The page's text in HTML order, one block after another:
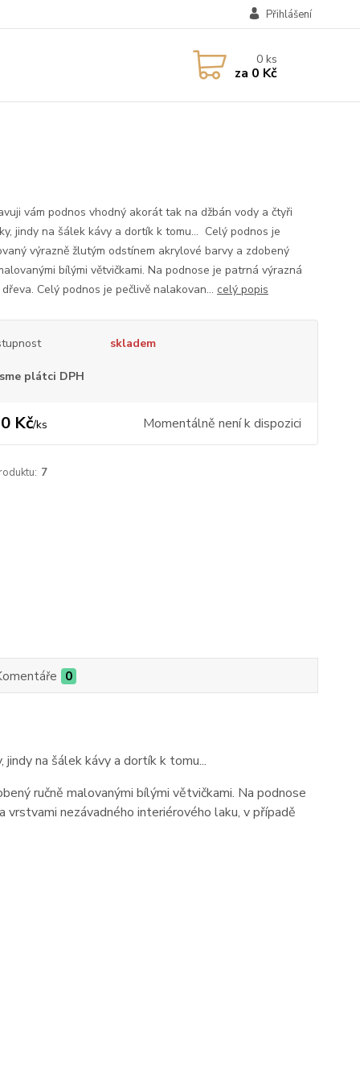
Přihlášení
0ks
za 0 Kč
vám podnos vhodný akorát tak na džbán vody a čtyři
jindy na šálek kávy a dortík k tomu... Celý podnos je
výrazně žlutým odstínem akrylové barvy a zdobený
bílými větvičkami. Na podnose je patrná výrazná
Celý podnos je pečlivě nalakovan... celý popis
skladem
plátci DPH
Kč/ks Momentálně není k dispozici
7
0
na šálek kávy a dortík k tomu...
ručně malovanými bílými větvičkami. Na podnose
nezávadného interiérového laku, v případě